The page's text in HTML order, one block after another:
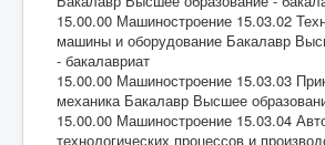
15.00.00 Машиностроение 15.03.02
машины и оборудование Бакалавр
- бакалавриат
15.00.00 Машиностроение 15.03.03
механика Бакалавр Высшее
15.00.00 Машиностроение 15.03.04
технологических процессов и